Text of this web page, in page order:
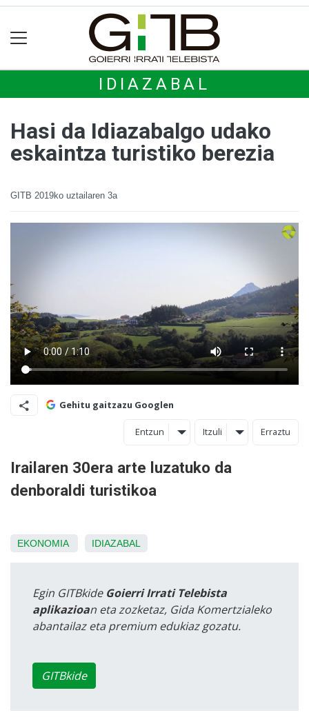
IDIAZABAL
Hasi da Idiazabalgo udako
eskaintza turistiko berezia
GITB 2019ko uztailaren 3a
Gehitu gaitzazu Googlen
Entzun Itzuli Erraztu
Irailaren 30era arte luzatuko da
denboraldi turistikoa
EKONOMIA IDIAZABAL
Egin GITBkide Goierri Irrati Telebista
aplikazioan eta zozketaz, Gida Komertzialeko
abantailaz eta premium edukiaz gozatu.
GITBkide